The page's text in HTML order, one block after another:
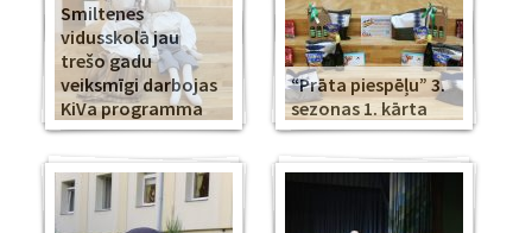
Smiltenes
vidusskolā jau
trešo gadu
veiksmīgi darbojas
KiVa programma
“Prāta piespēļu” 3.
sezonas 1. kārta